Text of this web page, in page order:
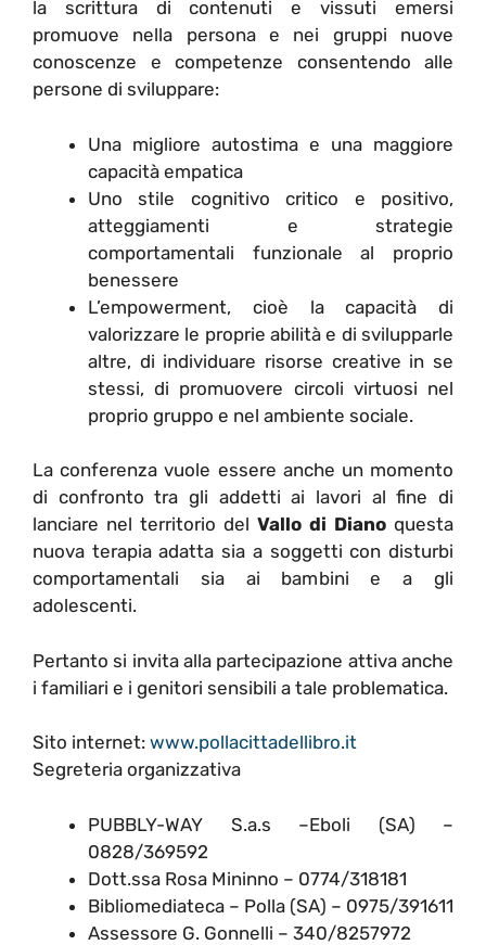
la scrittura di contenuti e vissuti emersi
promuove nella persona e nei gruppi nuove
conoscenze e competenze consentendo alle
persone di sviluppare:
Una migliore autostima e una maggiore
capacità empatica
Uno stile cognitivo critico e positivo,
atteggiamenti e strategie
comportamentali funzionale al proprio
benessere
L’empowerment, cioè la capacità di
valorizzare le proprie abilità e di svilupparle
altre, di individuare risorse creative in se
stessi, di promuovere circoli virtuosi nel
proprio gruppo e nel ambiente sociale.
La conferenza vuole essere anche un momento
di confronto tra gli addetti ai lavori al fine di
lanciare nel territorio del Vallo di Diano questa
nuova terapia adatta sia a soggetti con disturbi
comportamentali sia ai bambini e a gli
adolescenti.
Pertanto si invita alla partecipazione attiva anche
i familiari e i genitori sensibili a tale problematica.
Sito internet: www.pollacittadellibro.it
Segreteria organizzativa
PUBBLY-WAY S.a.s –Eboli (SA) –
0828/369592
Dott.ssa Rosa Mininno – 0774/318181
Bibliomediateca – Polla (SA) – 0975/391611
Assessore G. Gonnelli – 340/8257972